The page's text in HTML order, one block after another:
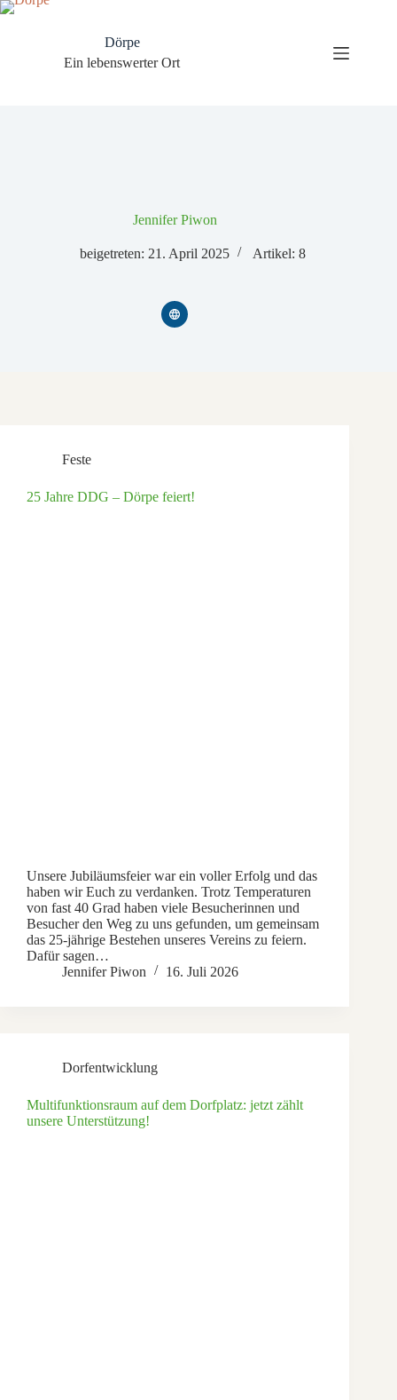
Zum
Dörpe
Ein lebenswerter Ort
Jennifer Piwon
beigetreten: 21. April 2025 Artikel: 8
Feste
25 Jahre DDG – Dörpe feiert!
Unsere Jubiläumsfeier war ein voller Erfolg und das
haben wir Euch zu verdanken. Trotz Temperaturen
von fast 40 Grad haben viele Besucherinnen und
Besucher den Weg zu uns gefunden, um gemeinsam
das 25-jährige Bestehen unseres Vereins zu feiern.
Dafür sagen…
Jennifer Piwon
16. Juli 2026
Dorfentwicklung
Multifunktionsraum auf dem Dorfplatz: jetzt zählt
unsere Unterstützung!